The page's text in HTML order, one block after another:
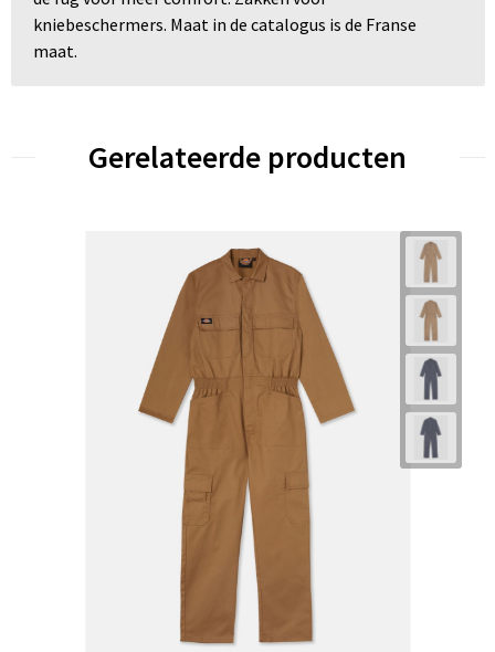
kniebeschermers. Maat in de catalogus is de Franse
maat.
Gerelateerde producten